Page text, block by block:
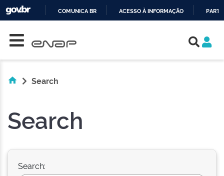
COMUNICA BR ACESSO À INFORMAÇÃO
Search
Search
Search: